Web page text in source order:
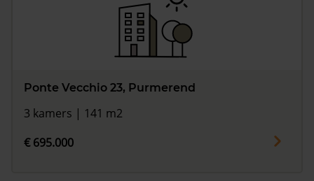
Ponte Vecchio 23, Purmerend
3 kamers | 141 m2
€ 695.000